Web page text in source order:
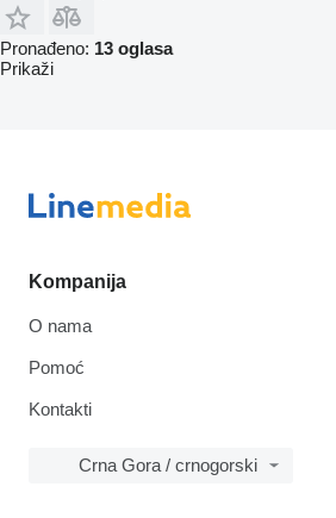
Pronađeno: 13 oglasa
Prikaži
Kompanija
O nama
Pomoć
Kontakti
Crna Gora / crnogorski